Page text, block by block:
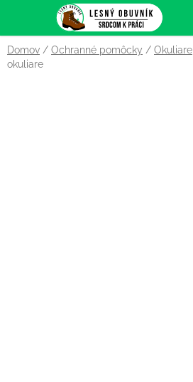
obsah
Domov / Ochranné pomôcky / Okuliare
okuliare